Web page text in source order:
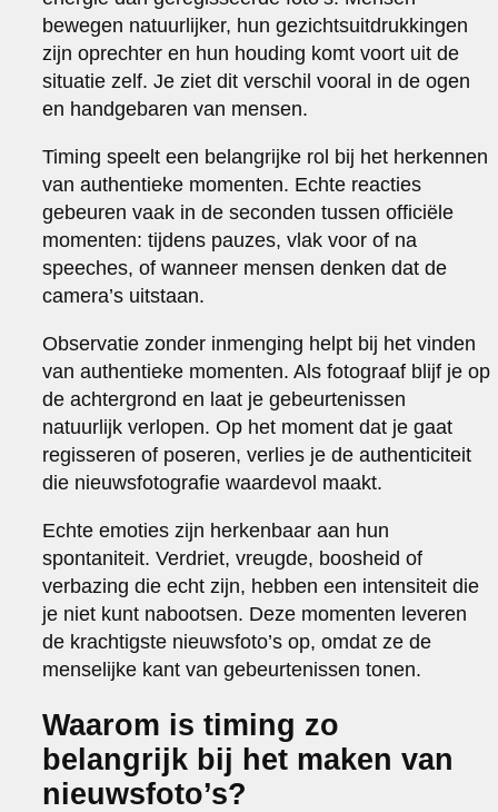
bewegen natuurlijker, hun gezichtsuitdrukkingen
zijn oprechter en hun houding komt voort uit de
situatie zelf. Je ziet dit verschil vooral in de ogen
en handgebaren van mensen.
Timing speelt een belangrijke rol bij het herkennen
van authentieke momenten. Echte reacties
gebeuren vaak in de seconden tussen officiële
momenten: tijdens pauzes, vlak voor of na
speeches, of wanneer mensen denken dat de
camera’s uitstaan.
Observatie zonder inmenging helpt bij het vinden
van authentieke momenten. Als fotograaf blijf je op
de achtergrond en laat je gebeurtenissen
natuurlijk verlopen. Op het moment dat je gaat
regisseren of poseren, verlies je de authenticiteit
die nieuwsfotografie waardevol maakt.
Echte emoties zijn herkenbaar aan hun
spontaniteit. Verdriet, vreugde, boosheid of
verbazing die echt zijn, hebben een intensiteit die
je niet kunt nabootsen. Deze momenten leveren
de krachtigste nieuwsfoto’s op, omdat ze de
menselijke kant van gebeurtenissen tonen.
Waarom is timing zo
belangrijk bij het maken van
nieuwsfoto’s?